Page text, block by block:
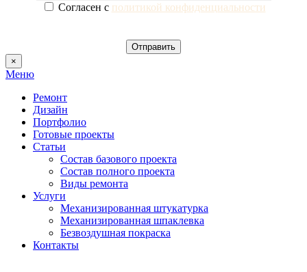
Согласен с политикой конфиденциальности
×
Меню
Ремонт
Дизайн
Портфолио
Готовые проекты
Статьи
Состав базового проекта
Состав полного проекта
Виды ремонта
Услуги
Механизированная штукатурка
Механизированная шпаклевка
Безвоздушная покраска
Контакты